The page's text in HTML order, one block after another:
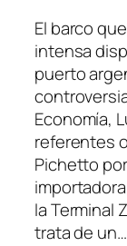
El barco
intensa
puerto
Economía,
referentes
Pichetto
la Terminal
trata de un…